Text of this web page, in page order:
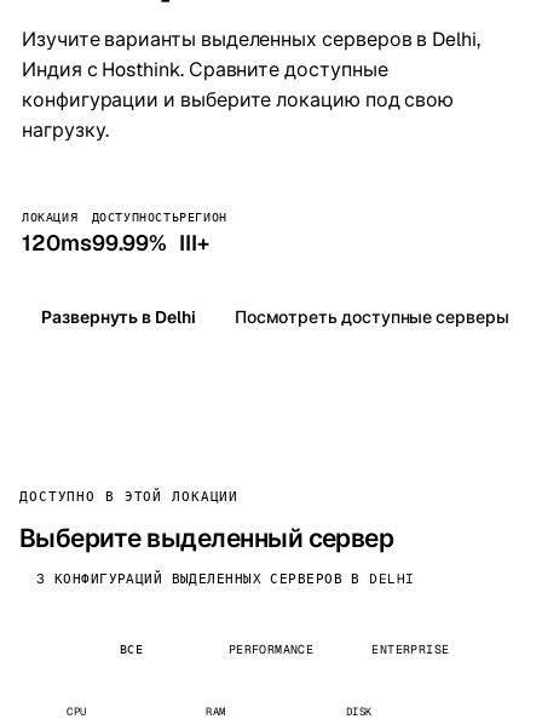
Изучите варианты выделенных серверов в Delhi,
Индия с Hosthink. Сравните доступные
конфигурации и выберите локацию под свою
нагрузку.
ЛОКАЦИЯ
120ms
ДОСТУПНОСТЬ
99.99%
РЕГИОН
III+
Развернуть в Delhi Посмотреть доступные серверы
ДОСТУПНО В ЭТОЙ ЛОКАЦИИ
Выберите выделенный сервер
3 КОНФИГУРАЦИЙ ВЫДЕЛЕННЫХ СЕРВЕРОВ В DELHI
ВСЕ PERFORMANCE ENTERPRISE
CPU RAM DISK